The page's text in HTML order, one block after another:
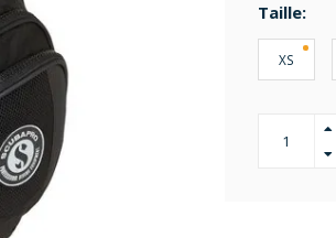
Taille:
XS